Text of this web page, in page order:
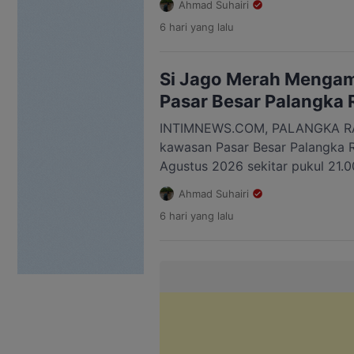
yang sempat menghanguskan
dipadamkan setelah petugas
lokasi sudah berhasil
Ahmad Suhairi
6 hari yang lalu
Si Jago Merah
Pasar Besar Palangka
INTIMNEWS.COM, PALANGKA
kawasan Pasar Besar Palangka
Agustus 2026 sekitar pukul
kawasan padat pertokoan itu
memicu kepanikan warga serta
beraktivitas pada malam hari.
Ahmad Suhairi
6 hari yang lalu